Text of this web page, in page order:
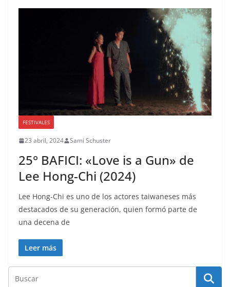
FESTIVALES
23 abril, 2024 Sami Schuster
25° BAFICI: «Love is a Gun» de
Lee Hong-Chi (2024)
Lee Hong-Chi es uno de los actores taiwaneses más
destacados de su generación, quien formó parte de
una decena de
Leer más